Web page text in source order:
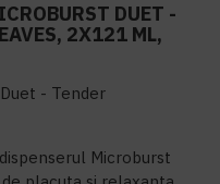
DUET -
2X121 ML,
- Tender
Microburst